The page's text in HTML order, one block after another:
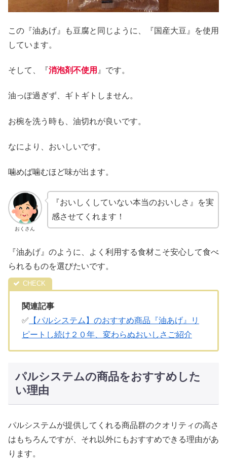
この『油あげ』も豆腐と同じように、『国産大豆』を使用
しています。
そして、『消泡剤不使用 』です。
油っぽ過ぎず、ギトギトしません。
お椀を洗う時も、油切れが良いです。
なにより、おいしいです。
噛めば噛むほど味が出ます。
おくさん
『おいしくしていない本当のおいしさ』を実
感させてくれます！
『油あげ』のように、よく利用する食材こそ安心して食べ
られるものを選びたいです。
関連記事
✅ 【パルシステム】のおすすめ商品『油あげ』リ
ピートし続け２０年、変わらぬおいしさご紹介
パルシステムの商品をおすすめした
い理由
パルシステムが提供してくれる商品群のクオリティの高さ
はもちろんですが、それ以外にもおすすめできる理由があ
ります。